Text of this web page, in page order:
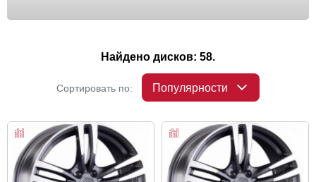
Найдено дисков: 58.
Сортировать по: Популярности